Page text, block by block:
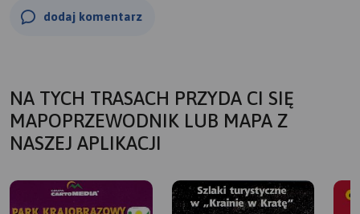
dodaj komentarz
NA TYCH TRASACH PRZYDA CI SIĘ
MAPOPRZEWODNIK LUB MAPA Z
NASZEJ APLIKACJI